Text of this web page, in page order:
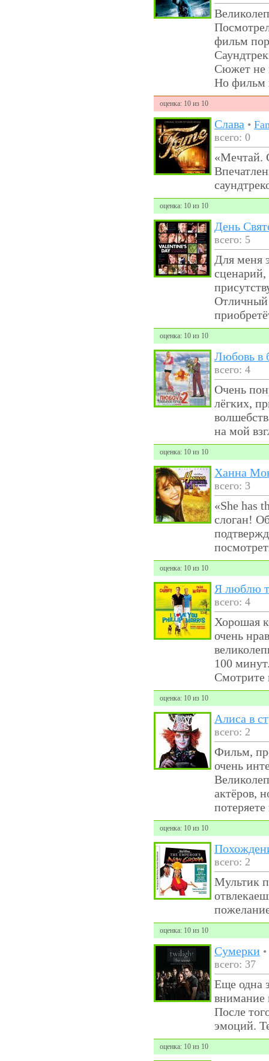
фильм
Сюжет не
Но фильм
оценка: 10 из 10
Слава •
всего: 0
«Мечтай.
оценка: 10 из 10
День
всего: 5
Для меня
Отличный
оценка: 10 из 10
Любовь в
всего: 4
Очень
лёгких,
на мой
оценка: 10 из 10
Ханна
всего: 3
«She has
слоган!
оценка: 10 из 10
Я люблю
всего: 4
Хорошая
очень
100
Смотрите
оценка: 10 из 10
Алиса в
всего: 2
Фильм,
очень
актёров,
оценка: 10 из 10
всего: 2
Мультик
оценка: 10 из 10
Сумерки •
всего: 37
Еще одна
внимание
После
эмоций.
оценка: 10 из 10